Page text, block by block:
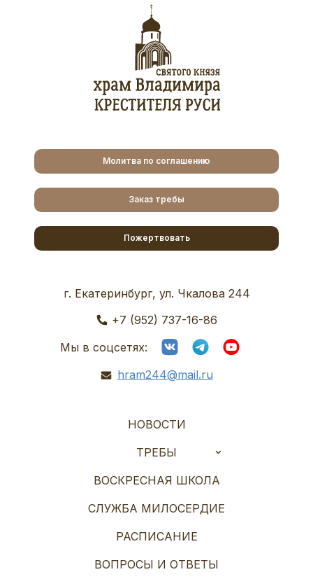
Молитва по соглашению
Заказ требы
Пожертвовать
г. Екатеринбург, ул. Чкалова 244
+7 (952) 737-16-86
Мы в соцсетях:
hram244@mail.ru
НОВОСТИ
ТРЕБЫ
ВОСКРЕСНАЯ ШКОЛА
СЛУЖБА МИЛОСЕРДИЕ
РАСПИСАНИЕ
ВОПРОСЫ И ОТВЕТЫ